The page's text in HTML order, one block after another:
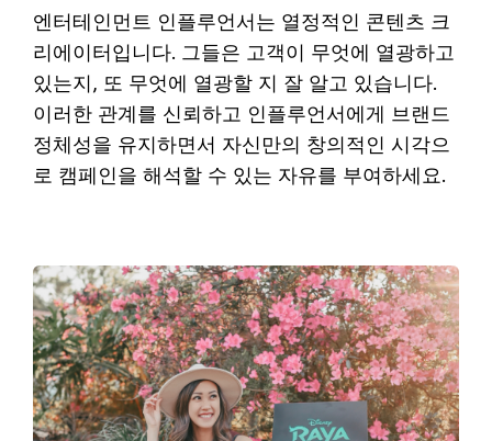
엔터테인먼트 인플루언서는 열정적인 콘텐츠 크
리에이터입니다. 그들은 고객이 무엇에 열광하고
있는지, 또 무엇에 열광할 지 잘 알고 있습니다.
이러한 관계를 신뢰하고 인플루언서에게 브랜드
정체성을 유지하면서 자신만의 창의적인 시각으
로 캠페인을 해석할 수 있는 자유를 부여하세요.